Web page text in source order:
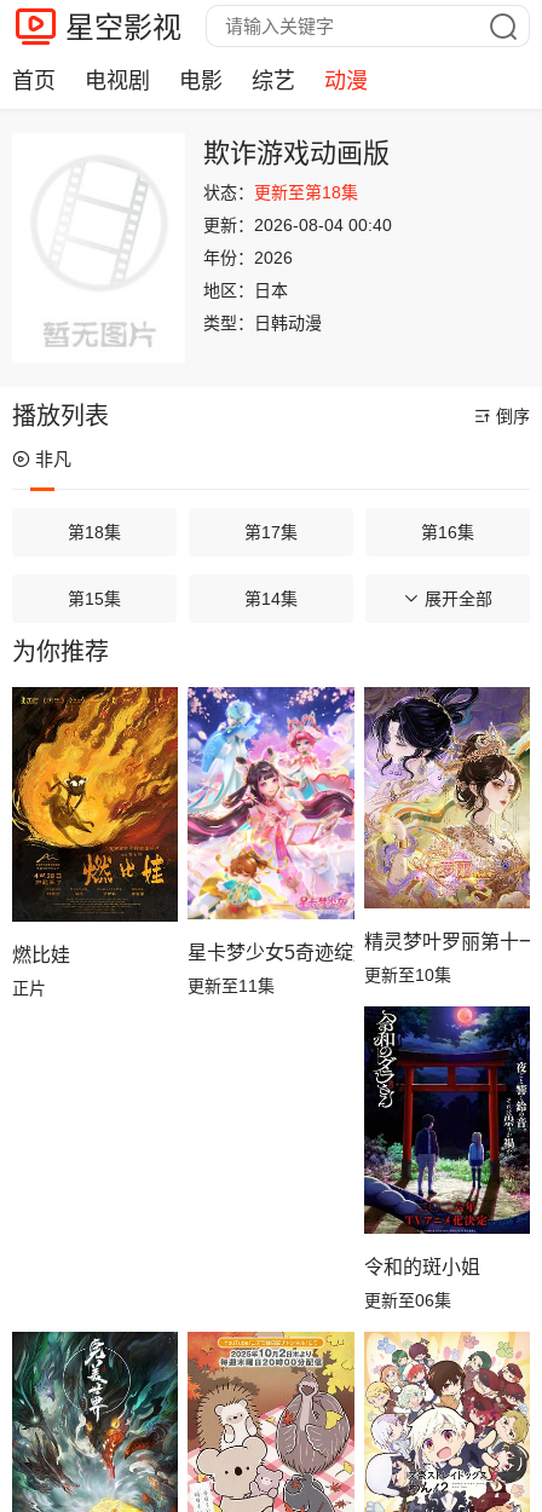
星空影视
首页 电视剧 电影 综艺 动漫
欺诈游戏动画版
状态： 更新至第18集
更新： 2026-08-04 00:40
年份： 2026
地区：
日本
类型：
日韩动漫
播放列表 倒序
非凡
第18集 第17集 第16集
第15集 第14集 第13集
第12集
第09集 第08集 第07集
第06集 第05集 第04集
第03集 第02集 第01集
展开全部
为你推荐
燃比娃
正片
星卡梦少女5奇迹绽放
更新至11集
精灵梦叶罗丽第十
更新至10集
令和的斑小姐
更新至06集